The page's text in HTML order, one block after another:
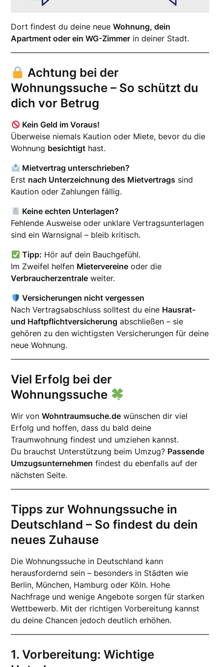
Dort findest du deine neueWohnung, dein
Apartment oder ein WG-Zimmer in deiner Stadt.
Achtung bei der
Wohnungssuche – So schützt du
dich vor Betrug
Kein Geld im Voraus!
Überweise niemals Kaution oder Miete, bevor du die
Wohnung besichtigt hast.
Mietvertrag unterschrieben?
Erst nach Unterzeichnung des Mietvertrags sind
Kaution oder Zahlungen fällig.
Keine echten Unterlagen?
Fehlende Ausweise oder unklare Vertragsunterlagen
sind ein Warnsignal – bleib kritisch.
Tipp: Hör auf dein Bauchgefühl.
Im Zweifel helfen Mietervereine oder die
Verbraucherzentrale weiter.
Versicherungen nicht vergessen
Nach Vertragsabschluss solltest du eine Hausrat-
und Haftpflichtversicherung abschließen – sie
gehören zu den wichtigsten Versicherungen für deine
neue Wohnung.
Viel Erfolg bei der
Wohnungssuche
Wir vonWohntraumsuche.de wünschen dir viel
Erfolg und hoffen, dass du bald deine
Traumwohnung findest und umziehen kannst.
Du brauchst Unterstützung beim Umzug? Passende
Umzugsunternehmen findest du ebenfalls auf der
nächsten Seite.
Tipps zur Wohnungssuche in
Deutschland – So findest du dein
neues Zuhause
Die Wohnungssuche in Deutschland kann
herausfordernd sein – besonders in Städten wie
Berlin, München, Hamburg oder Köln. Hohe
Nachfrage und wenige Angebote sorgen für starken
Wettbewerb. Mit der richtigen Vorbereitung kannst
du deine Chancen jedoch deutlich erhöhen.
1. Vorbereitung: Wichtige